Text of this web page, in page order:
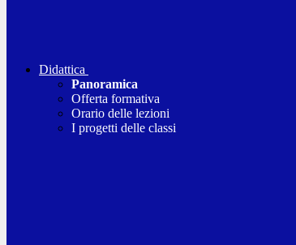
Didattica
Panoramica
Offerta formativa
Orario delle lezioni
I progetti delle classi